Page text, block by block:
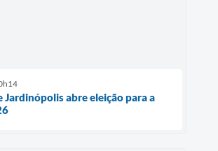
Jardinópolis abre eleição para a